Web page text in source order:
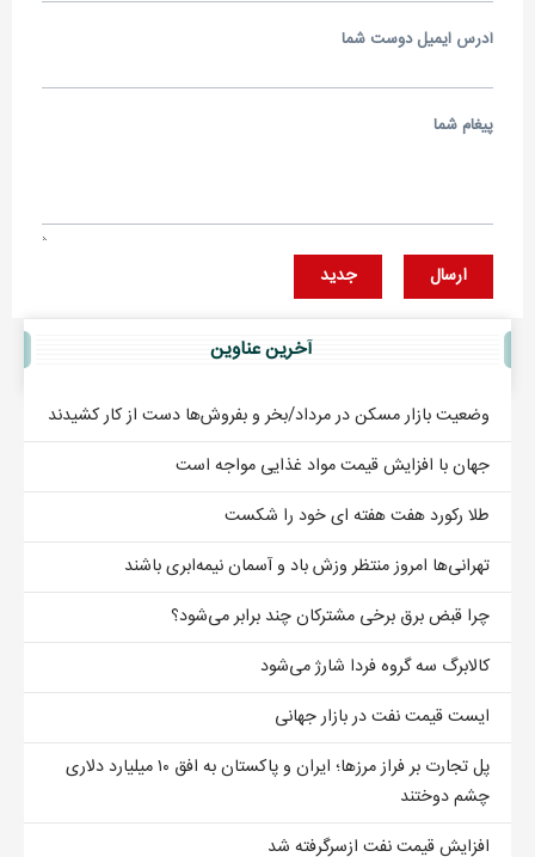
آدرس ايميل دوست شما
پيغام شما
ارسال جديد
آخرين عناوين
وضعیت بازار مسکن در مرداد/بخر و بفروش‌ها دست از کار کشیدند
جهان با افزایش قیمت مواد غذایی مواجه است
طلا رکورد هفت هفته ای خود را شکست
تهرانی‌ها امروز منتظر وزش باد و آسمان نیمه‌ابری باشند
چرا قبض برق برخی مشترکان چند برابر می‌شود؟
کالابرگ سه گروه فردا شارژ می‌شود
ایست قیمت نفت در بازار جهانی
پل تجارت بر فراز مرزها؛ ایران و پاکستان به افق ۱۰ میلیارد دلاری
چشم دوختند
افزایش قیمت نفت ازسرگرفته شد